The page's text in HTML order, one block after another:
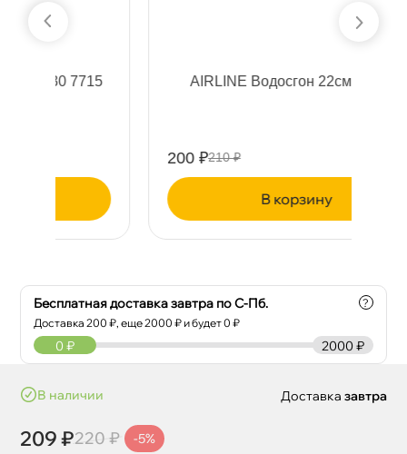
AIRLINE Водосгон 22см ABM02
корзину
Бесплатная доставка завтра по С-Пб.
Доставка200 ₽, еще2000 ₽ и будет 0 ₽
?
2000 ₽
0 ₽
наличии
209 ₽220 ₽ -5%
Доставка завтра